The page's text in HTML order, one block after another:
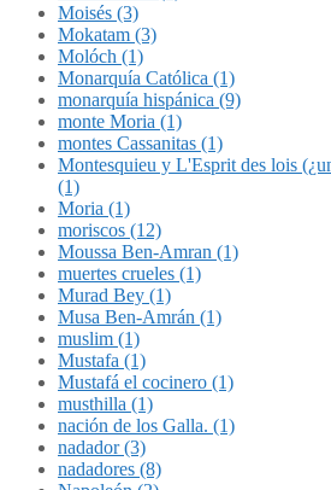
Moisés (3)
Mokatam (3)
Molóch (1)
Monarquía Católica (1)
monarquía hispánica (9)
monte Moria (1)
montes Cassanitas (1)
Montesquieu y L'Esprit des lois
(1)
Moria (1)
moriscos (12)
Moussa Ben-Amran (1)
muertes crueles (1)
Murad Bey (1)
Musa Ben-Amrán (1)
muslim (1)
Mustafa (1)
Mustafá el cocinero (1)
musthilla (1)
nación de los Galla. (1)
nadador (3)
nadadores (8)